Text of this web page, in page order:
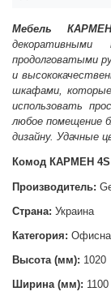
Мебель
продолговатыми
и
шкафами,
использовать
любое помещение
дизайну. Удачные
Комод КАРМЕН 4S
Производитель:
Страна: Украина
Категория:
Высота (мм): 1020
Ширина (мм): 1100